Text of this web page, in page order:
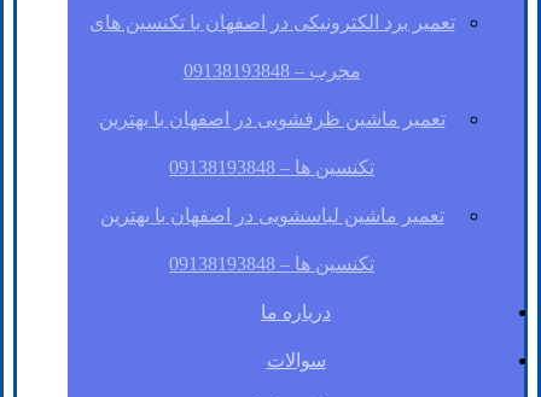
تعمیر برد الکترونیکی در اصفهان با تکنسین های
مجرب – 09138193848
تعمیر ماشین ظرفشویی در اصفهان با بهترین
تکنسین ها – 09138193848
تعمیر ماشین لباسشویی در اصفهان با بهترین
تکنسین ها – 09138193848
درباره ما
سوالات